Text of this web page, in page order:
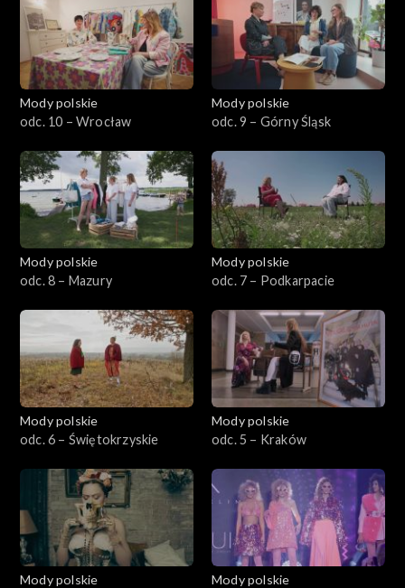
Mody polskie
odc. 10 – Wrocław
Mody polskie
odc. 9 – Górny Śląsk
Mody polskie
odc. 8 – Mazury
Mody polskie
odc. 7 – Podkarpacie
Mody polskie
odc. 6 – Świętokrzyskie
Mody polskie
odc. 5 – Kraków
Mody polskie
Mody polskie